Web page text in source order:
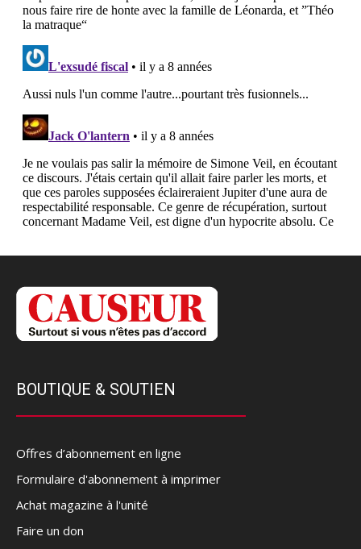
BOUTIQUE & SOUTIEN
Offres d’abonnement en ligne
Formulaire d'abonnement à imprimer
Achat magazine à l'unité
Faire un don